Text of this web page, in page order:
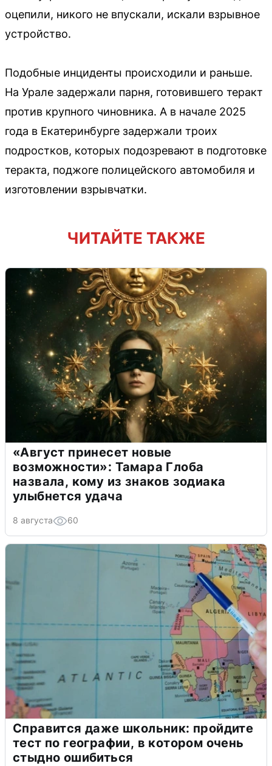
оцепили, никого не впускали, искали взрывное
устройство.
Подобные инциденты происходили и раньше.
На Урале задержали парня, готовившего теракт
против крупного чиновника. А в начале 2025
года в Екатеринбурге задержали троих
подростков, которых подозревают в подготовке
теракта, поджоге полицейского автомобиля и
изготовлении взрывчатки.
ЧИТАЙТЕ ТАКЖЕ
«Август принесет новые
возможности»: Тамара Глоба
назвала, кому из знаков зодиака
улыбнется удача
8 августа 60
Справится даже школьник: пройдите
тест по географии, в котором очень
стыдно ошибиться